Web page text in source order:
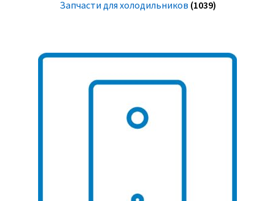
Запчасти для холодильников (1039)